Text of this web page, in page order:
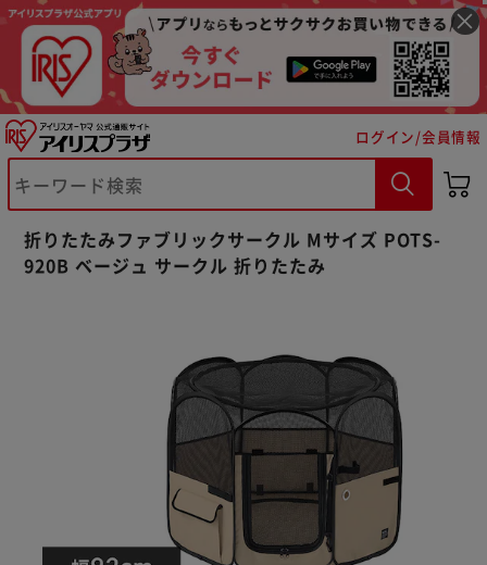
ログイン/会員情報
折りたたみファブリックサークル Mサイズ POTS-
920B ベージュ サークル 折りたたみ
※ご確認ください